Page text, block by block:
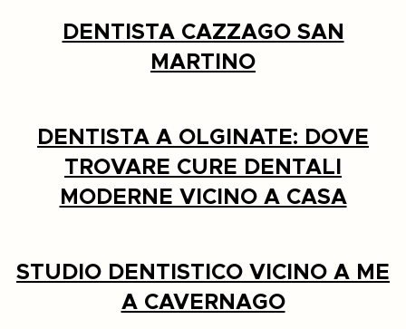
DENTISTA CAZZAGO SAN
MARTINO
DENTISTA A OLGINATE: DOVE
TROVARE CURE DENTALI
MODERNE VICINO A CASA
STUDIO DENTISTICO VICINO A ME
A CAVERNAGO